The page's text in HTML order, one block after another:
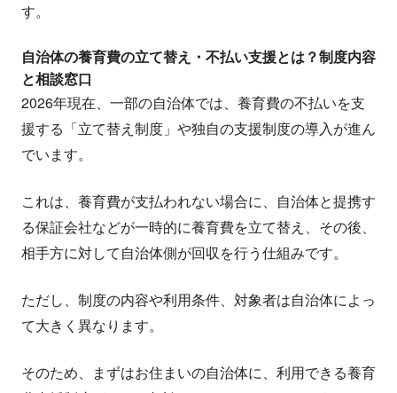
す。
自治体の養育費の立て替え・不払い支援とは？制度内容
と相談窓口
2026年現在、一部の自治体では、養育費の不払いを支
援する「立て替え制度」や独自の支援制度の導入が進ん
でいます。
これは、養育費が支払われない場合に、自治体と提携す
る保証会社などが一時的に養育費を立て替え、その後、
相手方に対して自治体側が回収を行う仕組みです。
ただし、制度の内容や利用条件、対象者は自治体によっ
て大きく異なります。
そのため、まずはお住まいの自治体に、利用できる養育